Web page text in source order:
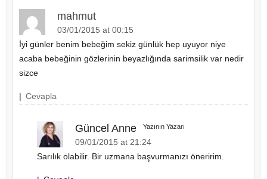
mahmut
03/01/2015 at 00:15
İyi günler benim bebeğim sekiz günlük hep uyuyor niye
acaba bebeğinin gözlerinin beyazlığında sarimsilik var nedir
sizce
| Cevapla
Güncel Anne Yazının Yazarı
09/01/2015 at 21:24
Sarılık olabilir. Bir uzmana başvurmanızı öneririm.